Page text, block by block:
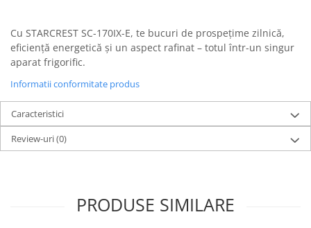
Cu STARCREST SC-170IX-E, te bucuri de prospețime zilnică,
eficiență energetică și un aspect rafinat – totul într-un singur
aparat frigorific.
Informatii conformitate produs
Caracteristici
Review-uri(0)
PRODUSE SIMILARE